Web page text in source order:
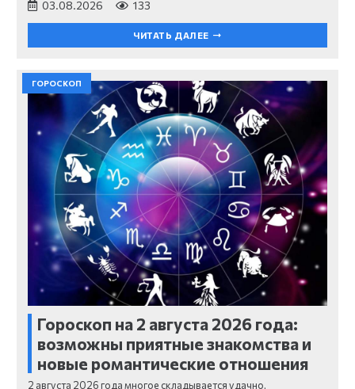
03.08.2026 133
ЧИТАТЬ ДАЛЕЕ
ГОРОСКОП
Гороскоп на 2 августа 2026 года:
возможны приятные знакомства и
новые романтические отношения
2 августа 2026 года многое складывается удачно,